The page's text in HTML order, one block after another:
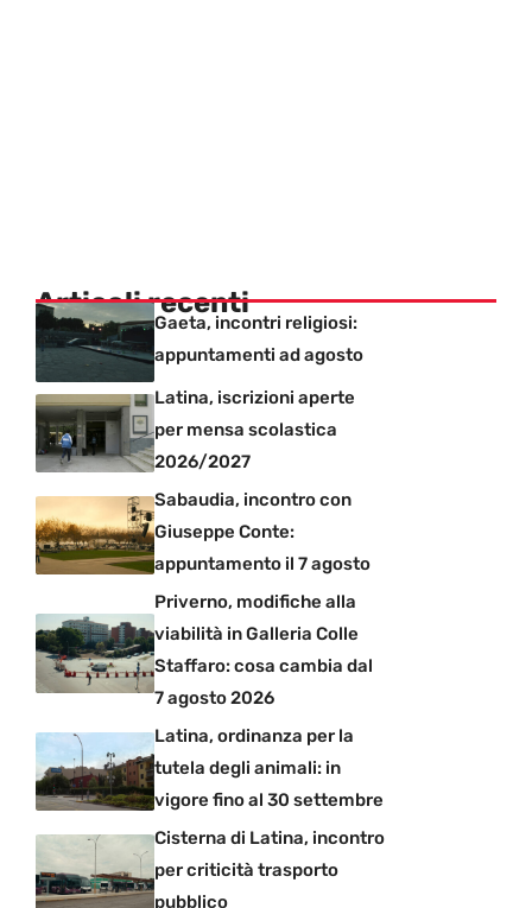
Articoli recenti
Gaeta, incontri religiosi:
appuntamenti ad agosto
Latina, iscrizioni aperte
per mensa scolastica
2026/2027
Sabaudia, incontro con
Giuseppe Conte:
appuntamento il 7 agosto
Priverno, modifiche alla
viabilità in Galleria Colle
Staffaro: cosa cambia dal
7 agosto 2026
Latina, ordinanza per la
tutela degli animali: in
vigore fino al 30 settembre
Cisterna di Latina, incontro
per criticità trasporto
pubblico